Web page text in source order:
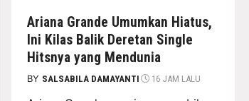
Ariana Grande Umumkan Hiatus,
Ini Kilas Balik Deretan Single
Hitsnya yang Mendunia
BY SALSABILA DAMAYANTI 16 JAM LALU